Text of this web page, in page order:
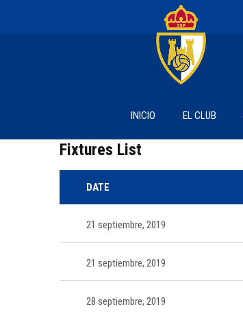
INICIO EL CLUB
Fixtures List
DATE
21 septiembre, 2019
21 septiembre, 2019
28 septiembre, 2019